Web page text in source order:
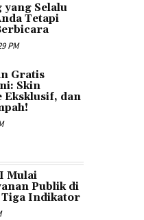
Selalu
Tetapi
PM
Gratis
Skin
Eksklusif, dan
Mulai
Publik di
Tiga Indikator